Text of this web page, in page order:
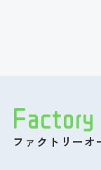
Factory
ファクトリーオ